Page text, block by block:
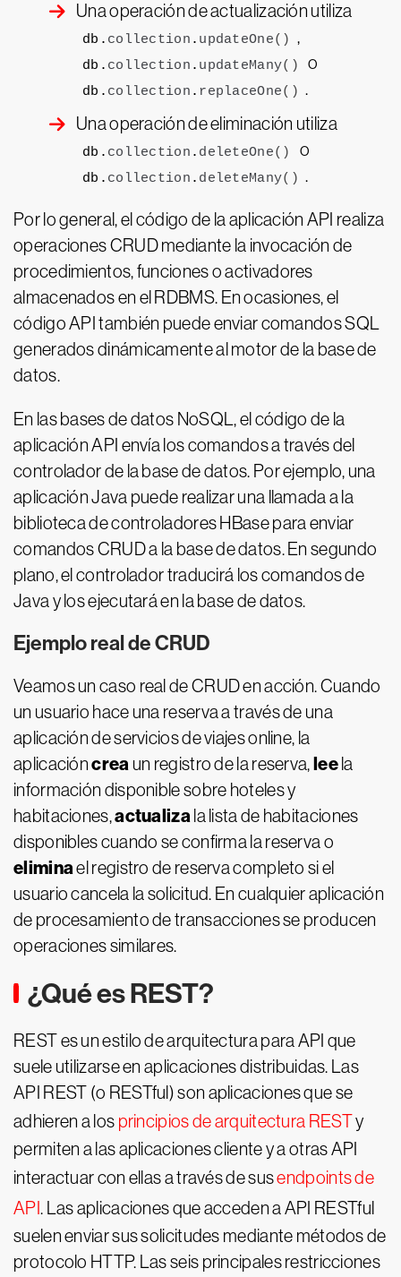
Una operación de actualización utiliza
db. collection . updateOne() ,
db. collection . updateMany() o
db. collection . replaceOne() .
Una operación de eliminación utiliza
db. collection . deleteOne() o
db. collection . deleteMany() .
Por lo general, el código de la aplicación API realiza
operaciones CRUD mediante la invocación de
procedimientos, funciones o activadores
almacenados en el RDBMS. En ocasiones, el
código API también puede enviar comandos SQL
generados dinámicamente al motor de la base de
datos.
En las bases de datos NoSQL, el código de la
aplicación API envía los comandos a través del
controlador de la base de datos. Por ejemplo, una
aplicación Java puede realizar una llamada a la
biblioteca de controladores HBase para enviar
comandos CRUD a la base de datos. En segundo
plano, el controlador traducirá los comandos de
Java y los ejecutará en la base de datos.
Ejemplo real de CRUD
Veamos un caso real de CRUD en acción. Cuando
un usuario hace una reserva a través de una
aplicación de servicios de viajes online, la
aplicacióncrea un registro de la reserva,leela
información disponible sobre hoteles y
habitaciones,actualiza la lista de habitaciones
disponibles cuando se confirma la reserva o
eliminael registro de reserva completo si el
usuario cancela la solicitud. En cualquier aplicación
de procesamiento de transacciones se producen
operaciones similares.
¿Qué es REST?
REST es un estilo de arquitectura para API que
suele utilizarse en aplicaciones distribuidas. Las
API REST (o RESTful) son aplicaciones que se
adhieren a los principios de arquitectura RESTy
permiten a las aplicaciones cliente y a otras API
interactuar con ellas a través de susendpoints de
API . Las aplicaciones que acceden a API RESTful
suelen enviar sus solicitudes mediante métodos de
protocolo HTTP. Las seis principales restricciones